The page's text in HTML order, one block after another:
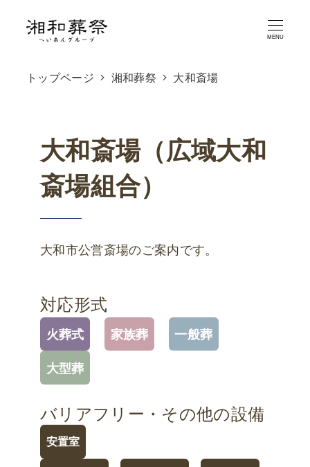
MENU
トップページ 湘和葬祭 大和斎場
大和斎場（広域大和
斎場組合）
大和市公営斎場のご案内です。
対応形式
火葬式 家族葬
一般葬
大型葬
バリアフリー・その他の設備
安置室